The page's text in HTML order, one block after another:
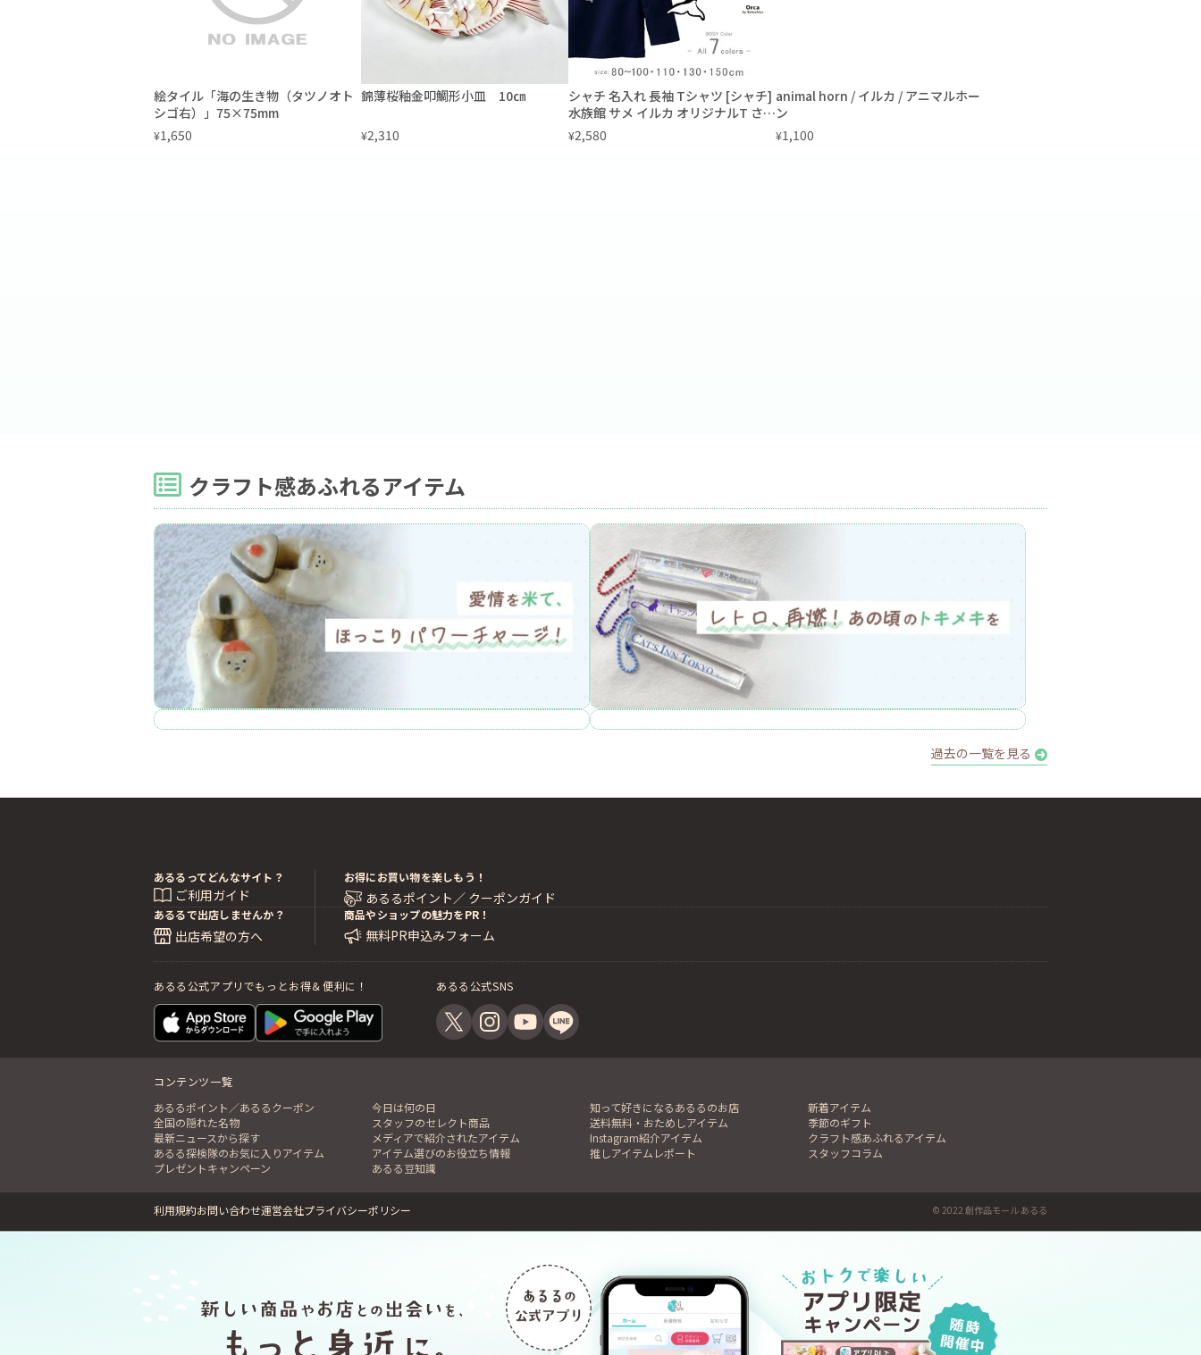
絵タイル「海の生き物（タツノオト
シゴ右）」75×75mm
¥1,650
錦薄桜釉金叩鯛形小皿 10㎝
¥2,310
シャチ 名入れ 長袖 Tシャツ [シャチ]
水族館 サメ イルカ オリジナルT さめ
鮫 ファーストバースデー お誕生日
プレゼント アウトドア 好き こども
¥2,580
animal horn / イルカ / アニマルホー
ン
¥1,100
クラフト感あふれるアイテム
過去の一覧を見る
あるるってどんなサイト？
ご利用ガイド
お得にお買い物を楽しもう！
あるるポイント／ クーポンガイド
あるるで出店しませんか？
出店希望の方へ
商品やショップの魅力をPR！
無料PR申込みフォーム
あるる公式アプリでもっとお得＆便利に！ あるる公式SNS
コンテンツ一覧
あるるポイント／あるるクーポン
今日は何の日 知って好きになるあるるのお店
新着アイテム
全国の隠れた名物
スタッフのセレクト商品 送料無料・おためしアイテム
季節のギフト
最新ニュースから探す
メディアで紹介されたアイテム Instagram紹介アイテム
クラフト感あふれるアイテム
あるる探検隊のお気に入りアイテム
アイテム選びのお役立ち情報 推しアイテムレポート
スタッフコラム
プレゼントキャンペーン
あるる豆知識
利用規約お問い合わせ運営会社プライバシーポリシー © 2022 創作品モール あるる